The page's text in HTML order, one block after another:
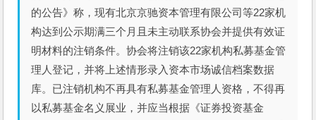
的公告》称，现有北京京驰资本管理有限公司等22家机
构达到公示期满三个月且未主动联系协会并提供有效证
明材料的注销条件。协会将注销该22家机构私募基金管
理人登记，并将上述情形录入资本市场诚信档案数据
库。已注销机构不再具有私募基金管理人资格，不得再
以私募基金名义展业，并应当根据《证券投资基金